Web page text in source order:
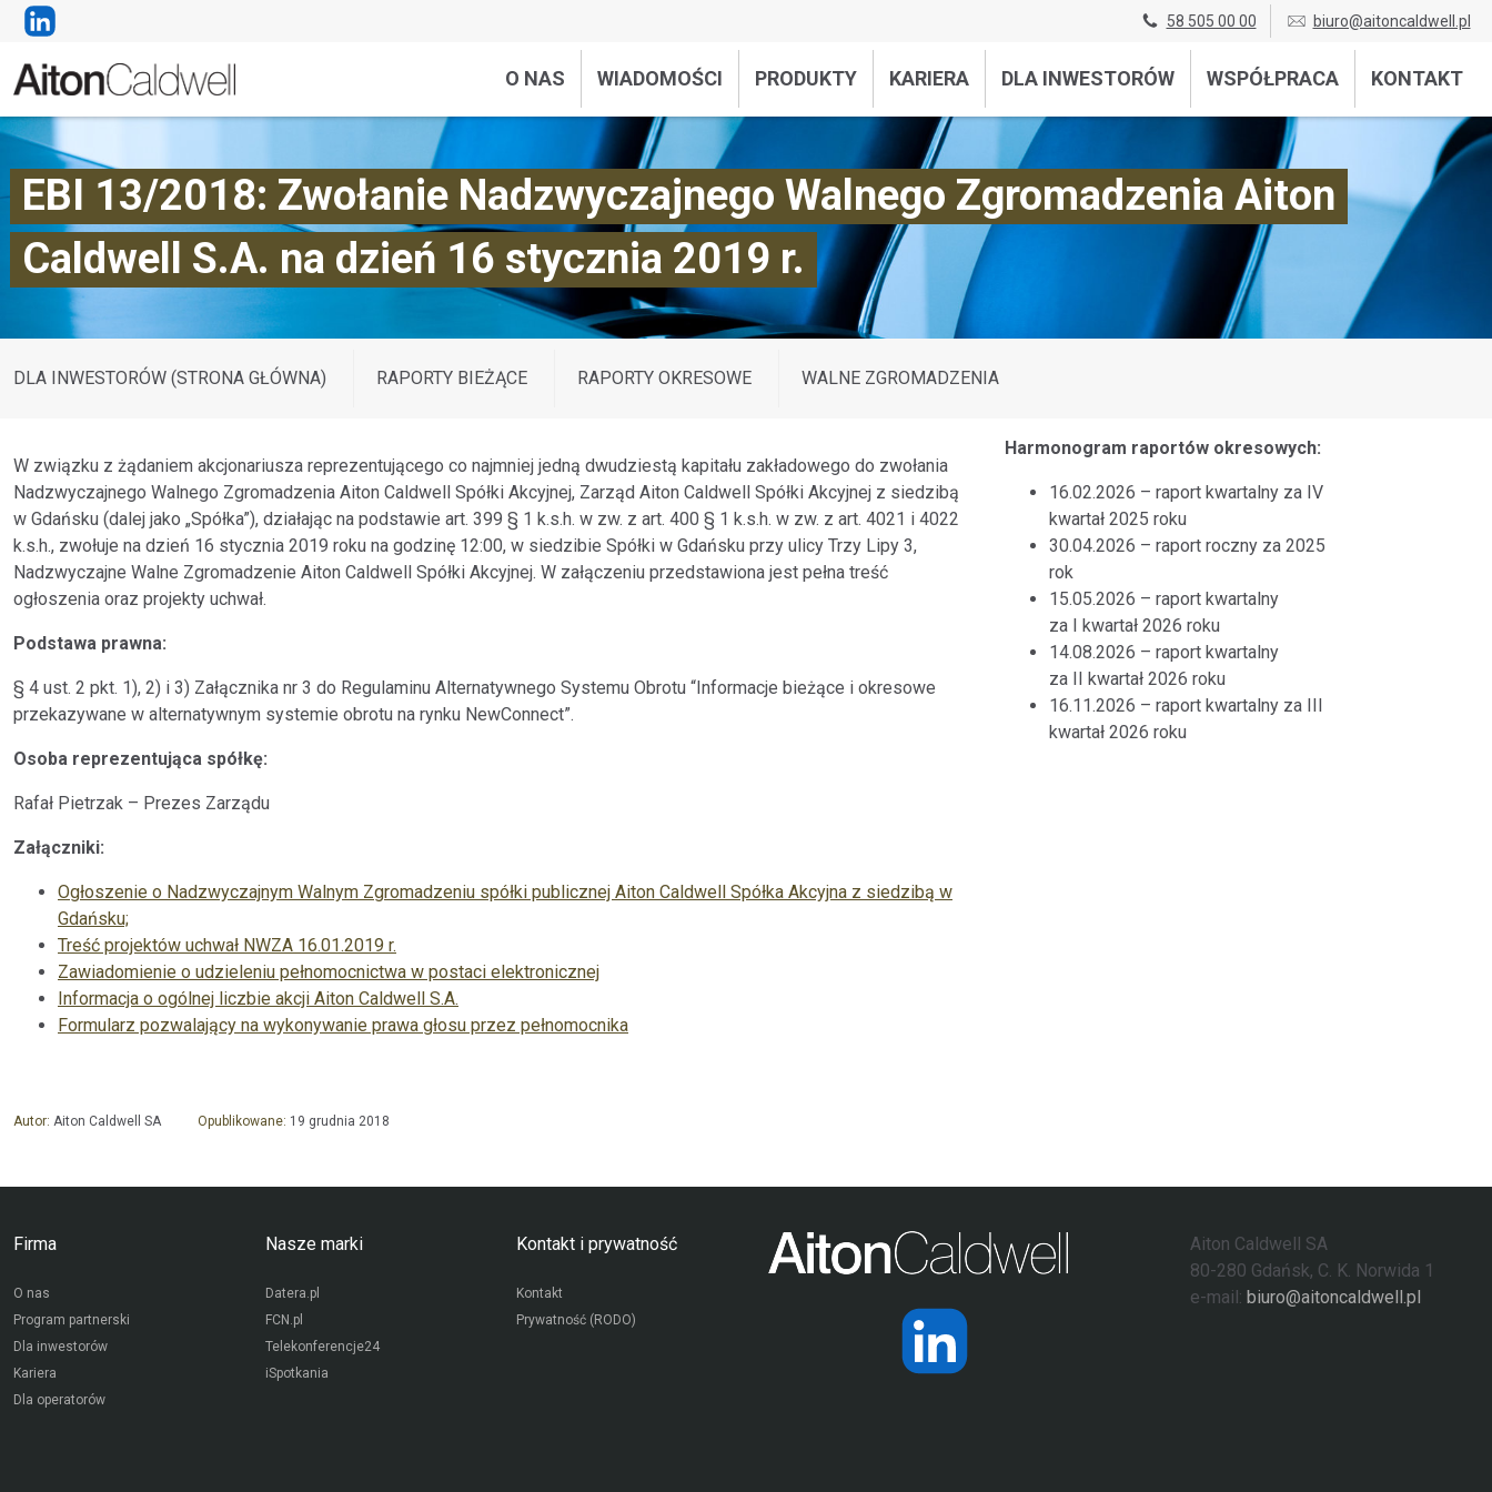
58 505 00 00 biuro@aitoncaldwell.pl
O NAS WIADOMOŚCI PRODUKTY KARIERA DLA INWESTORÓW WSPÓŁPRACA KONTAKT
EBI 13/2018: Zwołanie Nadzwyczajnego Walnego Zgromadzenia Aiton
Caldwell S.A. na dzień 16 stycznia 2019 r.
DLA INWESTORÓW (STRONA GŁÓWNA) RAPORTY BIEŻĄCE RAPORTY OKRESOWE WALNE ZGROMADZENIA
W związku z żądaniem akcjonariusza reprezentującego co najmniej jedną dwudziestą kapitału zakładowego do zwołania
Nadzwyczajnego Walnego Zgromadzenia Aiton Caldwell Spółki Akcyjnej, Zarząd Aiton Caldwell Spółki Akcyjnej z siedzibą
w Gdańsku (dalej jako „Spółka”), działając na podstawie art. 399 § 1 k.s.h. w zw. z art. 400 § 1 k.s.h. w zw. z art. 4021 i 4022
k.s.h., zwołuje na dzień 16 stycznia 2019 roku na godzinę 12:00, w siedzibie Spółki w Gdańsku przy ulicy Trzy Lipy 3,
Nadzwyczajne Walne Zgromadzenie Aiton Caldwell Spółki Akcyjnej. W załączeniu przedstawiona jest pełna treść
ogłoszenia oraz projekty uchwał.
Podstawa prawna:
§ 4 ust. 2 pkt. 1), 2) i 3) Załącznika nr 3 do Regulaminu Alternatywnego Systemu Obrotu “Informacje bieżące i okresowe
przekazywane w alternatywnym systemie obrotu na rynku NewConnect”.
Osoba reprezentująca spółkę:
Rafał Pietrzak – Prezes Zarządu
Załączniki:
Ogłoszenie o Nadzwyczajnym Walnym Zgromadzeniu spółki publicznej Aiton Caldwell Spółka Akcyjna z siedzibą w
Gdańsku;
Treść projektów uchwał NWZA 16.01.2019 r.
Zawiadomienie o udzieleniu pełnomocnictwa w postaci elektronicznej
Informacja o ogólnej liczbie akcji Aiton Caldwell S.A.
Formularz pozwalający na wykonywanie prawa głosu przez pełnomocnika
Harmonogram raportów okresowych:
16.02.2026 – raport kwartalny za IV
kwartał 2025 roku
30.04.2026 – raport roczny za 2025
rok
15.05.2026 – raport kwartalny
za I kwartał 2026 roku
14.08.2026 – raport kwartalny
za II kwartał 2026 roku
16.11.2026 – raport kwartalny za III
kwartał 2026 roku
Autor: Aiton Caldwell SA Opublikowane: 19 grudnia 2018
Firma
O nas
Program partnerski
Dla inwestorów
Kariera
Dla operatorów
Nasze marki
Datera.pl
FCN.pl
Telekonferencje24
iSpotkania
Kontakt i prywatność
Kontakt
Prywatność (RODO)
Aiton Caldwell SA
80-280 Gdańsk, C. K. Norwida 1
e-mail: biuro@aitoncaldwell.pl